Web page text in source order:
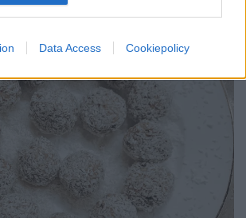
Data Access Cookiepolicy